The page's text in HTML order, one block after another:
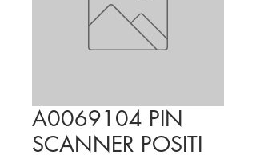
A0069104 PIN
SCANNER POSITI